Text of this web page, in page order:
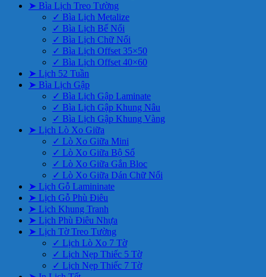
➤ Bìa Lịch Treo Tường
✓ Bìa Lịch Metalize
✓ Bìa Lịch Bế Nổi
✓ Bìa Lịch Chữ Nổi
✓ Bìa Lịch Offset 35×50
✓ Bìa Lịch Offset 40×60
➤ Lịch 52 Tuần
➤ Bìa Lịch Gập
✓ Bìa Lịch Gập Laminate
✓ Bìa Lịch Gập Khung Nâu
✓ Bìa Lịch Gập Khung Vàng
➤ Lịch Lò Xo Giữa
✓ Lò Xo Giữa Mini
✓ Lò Xo Giữa Bộ Số
✓ Lò Xo Giữa Gắn Bloc
✓ Lò Xo Giữa Dán Chữ Nổi
➤ Lịch Gỗ Lamininate
➤ Lịch Gỗ Phù Điêu
➤ Lịch Khung Tranh
➤ Lịch Phù Điêu Nhựa
➤ Lịch Tờ Treo Tường
✓ Lịch Lò Xo 7 Tờ
✓ Lịch Nẹp Thiếc 5 Tờ
✓ Lịch Nẹp Thiếc 7 Tờ